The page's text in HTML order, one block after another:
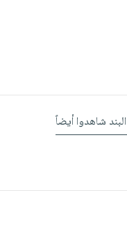
شاهدوا أيضاً